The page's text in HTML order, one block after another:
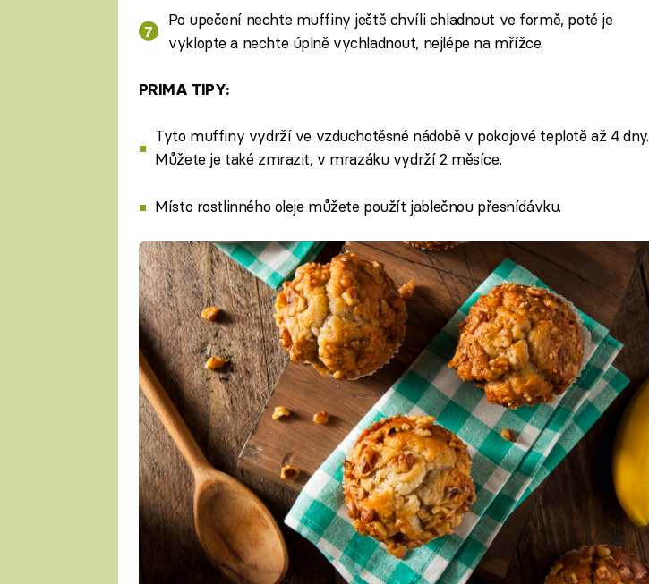
Po upečení nechte muffiny ještě chvíli chladnout ve formě, poté je
vyklopte a nechte úplně vychladnout, nejlépe na mřížce.
PRIMA TIPY:
Tyto muffiny vydrží ve vzduchotěsné nádobě v pokojové teplotě až 4 dny.
Můžete je také zmrazit, v mrazáku vydrží 2 měsíce.
Místo rostlinného oleje můžete použít jablečnou přesnídávku.